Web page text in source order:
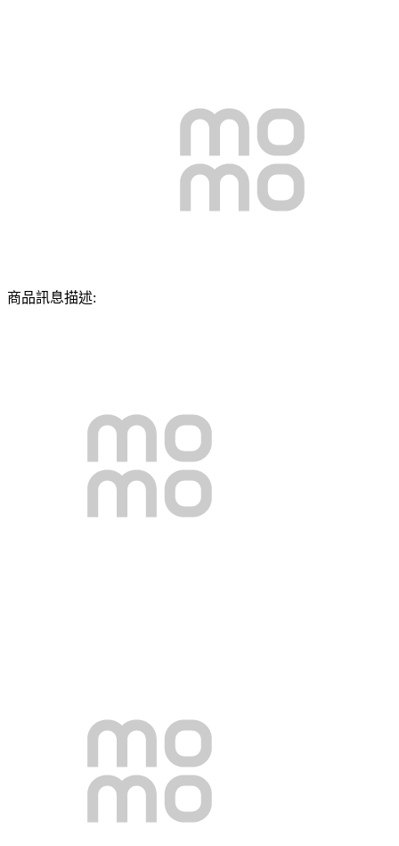
商品訊息描述: